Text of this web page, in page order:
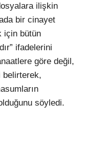
ilişkin
bir cinayet
için bütün
ifadelerini
göre değil,
belirterek,
söyledi.